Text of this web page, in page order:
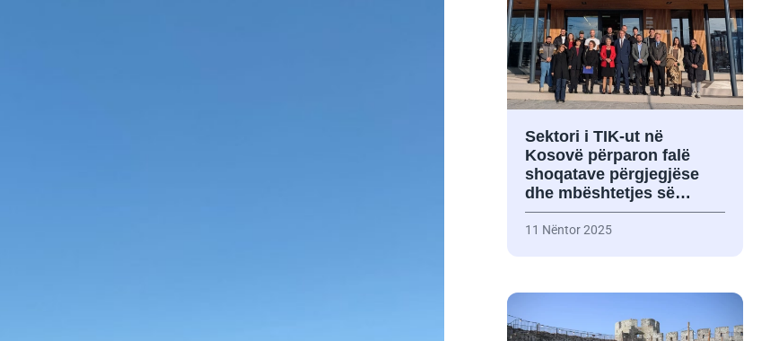
Sektori i TIK-ut në
Kosovë përparon falë
shoqatave përgjegjëse
dhe mbështetjes së…
11 Nëntor 2025